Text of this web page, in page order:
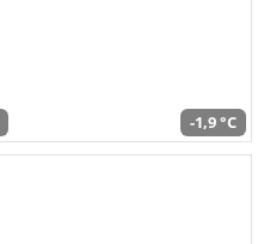
-1,9 °C